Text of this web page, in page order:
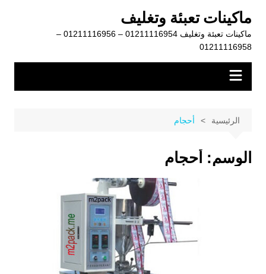
المحتوى
ماكينات تعبئة وتغليف
ماكينات تعبئة وتغليف 01211116954 – 01211116956 –
01211116958
الرئيسية أحجام
الوسم: أحجام